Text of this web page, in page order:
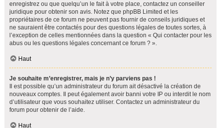
enregistrez ou que quelqu’un le fait à votre place, contactez un conseiller
juridique pour obtenir son avis. Notez que phpBB Limited et les
propriétaires de ce forum ne peuvent pas fournir de conseils juridiques et
ne sauraient être contactés pour des questions légales de toutes sortes, à
l’exception de celles mentionnées dans la question « Qui contacter pour les
abus ou les questions légales concernant ce forum ? ».
Haut
Je souhaite m’enregistrer, mais je n’y parviens pas !
Il est possible qu’un administrateur du forum ait désactivé la création de
nouveaux comptes. Il peut également avoir banni votre IP ou interdit le nom
d’utilisateur que vous souhaitez utiliser. Contactez un administrateur du
forum pour obtenir de l’aide.
Haut